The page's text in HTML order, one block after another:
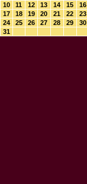
10
11 12 13 14 15
16
17
18 19 20 21 22
23
24
25 26 27 28 29
30
31